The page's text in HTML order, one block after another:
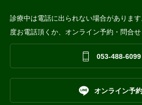
診療中は電話に出られない場合がありま
度お電話頂くか、オンライン予約・問合せ
 053-488-6099
 オンライン予約